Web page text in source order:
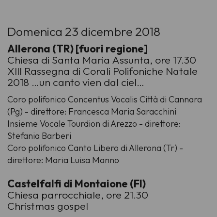
Domenica 23 dicembre 2018
Allerona (TR) [fuori regione]
Chiesa di Santa Maria Assunta, ore 17.30
XIII Rassegna di Corali Polifoniche Natale
2018 …un canto vien dal ciel…
Coro polifonico Concentus Vocalis Città di Cannara
(Pg) - direttore: Francesca Maria Saracchini
Insieme Vocale Tourdion di Arezzo - direttore:
Stefania Barberi
Coro polifonico Canto Libero di Allerona (Tr) -
direttore: Maria Luisa Manno
Castelfalfi di Montaione (FI)
Chiesa parrocchiale, ore 21.30
Christmas gospel